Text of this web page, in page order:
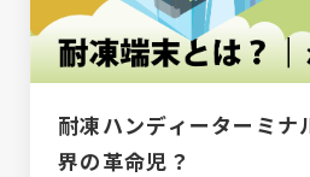
耐凍ハンディーターミナ
界の革命児？